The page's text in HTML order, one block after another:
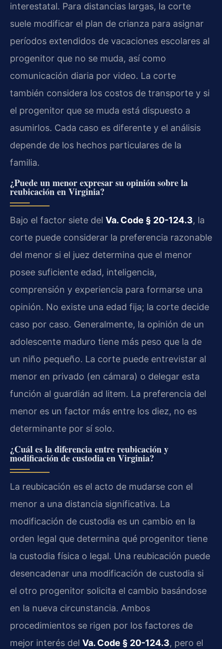
interestatal. Para distancias largas, la corte
suele modificar el plan de crianza para asignar
períodos extendidos de vacaciones escolares al
progenitor que no se muda, así como
comunicación diaria por video. La corte
también considera los costos de transporte y si
el progenitor que se muda está dispuesto a
asumirlos. Cada caso es diferente y el análisis
depende de los hechos particulares de la
familia.
¿Puede un menor expresar su opinión sobre la
reubicación en Virginia?
Bajo el factor siete del Va. Code § 20-124.3, la
corte puede considerar la preferencia razonable
del menor si el juez determina que el menor
posee suficiente edad, inteligencia,
comprensión y experiencia para formarse una
opinión. No existe una edad fija; la corte decide
caso por caso. Generalmente, la opinión de un
adolescente maduro tiene más peso que la de
un niño pequeño. La corte puede entrevistar al
menor en privado (en cámara) o delegar esta
función al guardián ad litem. La preferencia del
menor es un factor más entre los diez, no es
determinante por sí solo.
¿Cuál es la diferencia entre reubicación y
modificación de custodia en Virginia?
La reubicación es el acto de mudarse con el
menor a una distancia significativa. La
modificación de custodia es un cambio en la
orden legal que determina qué progenitor tiene
la custodia física o legal. Una reubicación puede
desencadenar una modificación de custodia si
el otro progenitor solicita el cambio basándose
en la nueva circunstancia. Ambos
procedimientos se rigen por los factores de
mejor interés del Va. Code § 20-124.3, pero el